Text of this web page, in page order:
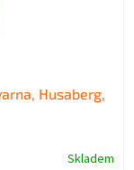
Husaberg,
Skladem